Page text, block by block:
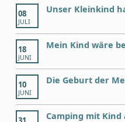
08
JULI
Unser Kleinkind
18
JUNI
Mein Kind wäre
10
JUNI
Die Geburt der
Camping mit